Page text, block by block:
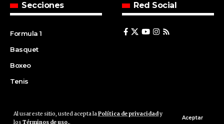
Al usar este sitio, usted acepta laPolítica de privacidady
los Términos de uso..
Aceptar
Secciones
Formula 1
Basquet
Boxeo
Tenis
Red Social
© 2008 | Agencia Cfin.com.ar - Santa Fe - Argentina | All rights